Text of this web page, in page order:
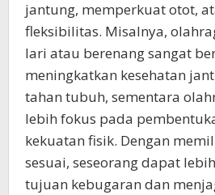
jantung, memperkuat otot,
fleksibilitas. Misalnya,
lari atau berenang sangat
meningkatkan kesehatan
tahan tubuh, sementara
lebih fokus pada
kekuatan fisik. Dengan
sesuai, seseorang dapat
tujuan kebugaran dan